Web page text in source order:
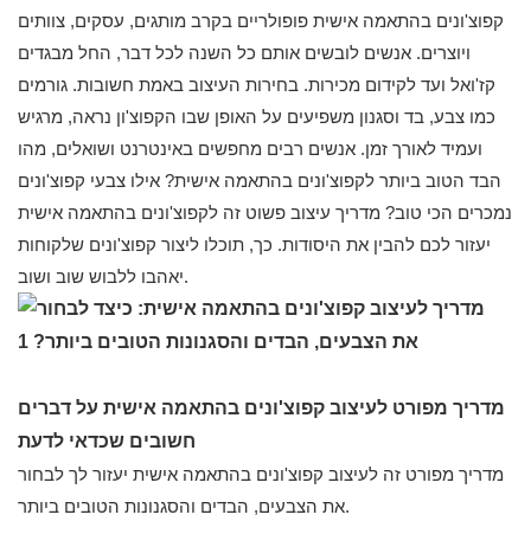
קפוצ'ונים בהתאמה אישית פופולריים בקרב מותגים, עסקים, צוותים
ויוצרים. אנשים לובשים אותם כל השנה לכל דבר, החל מבגדים
קז'ואל ועד לקידום מכירות. בחירות העיצוב באמת חשובות. גורמים
כמו צבע, בד וסגנון משפיעים על האופן שבו הקפוצ'ון נראה, מרגיש
ועמיד לאורך זמן. אנשים רבים מחפשים באינטרנט ושואלים, מהו
הבד הטוב ביותר לקפוצ'ונים בהתאמה אישית? אילו צבעי קפוצ'ונים
נמכרים הכי טוב? מדריך עיצוב פשוט זה לקפוצ'ונים בהתאמה אישית
יעזור לכם להבין את היסודות. כך, תוכלו ליצור קפוצ'ונים שלקוחות
יאהבו ללבוש שוב ושוב.
מדריך מפורט לעיצוב קפוצ'ונים בהתאמה אישית על דברים
חשובים שכדאי לדעת
מדריך מפורט זה לעיצוב קפוצ'ונים בהתאמה אישית יעזור לך לבחור
את הצבעים, הבדים והסגנונות הטובים ביותר.